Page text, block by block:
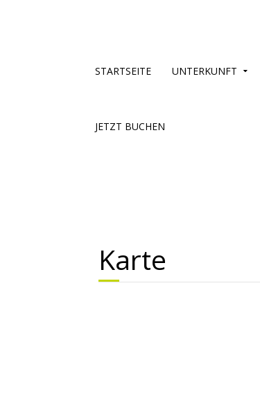
STARTSEITE UNTERKUNFT
JETZT BUCHEN
Karte